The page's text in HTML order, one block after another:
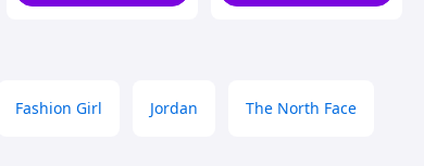
Fashion Girl Jordan The North Face